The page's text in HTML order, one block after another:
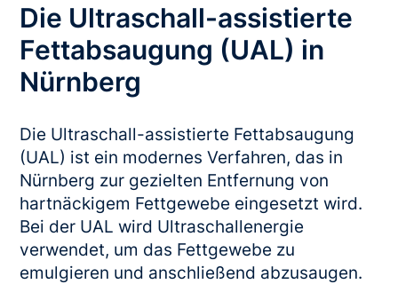
Die Ultraschall-assistierte
Fettabsaugung (UAL) in
Nürnberg
Die Ultraschall-assistierte Fettabsaugung
(UAL) ist ein modernes Verfahren, das in
Nürnberg zur gezielten Entfernung von
hartnäckigem Fettgewebe eingesetzt wird.
Bei der UAL wird Ultraschallenergie
verwendet, um das Fettgewebe zu
emulgieren und anschließend abzusaugen.